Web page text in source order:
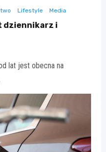
Lifestyle Media
dziennikarz i
lat jest obecna na